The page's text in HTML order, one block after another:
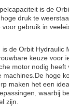
is de
druk te
gebruik in
de Orbit Hydraulic
keuze voor
motor nodig heeft
machines.De hoge
maken het een
waarbij
zijn.